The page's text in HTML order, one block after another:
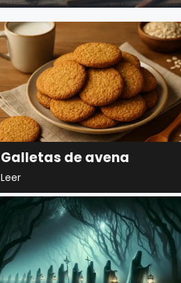
Galletas de avena
Leer